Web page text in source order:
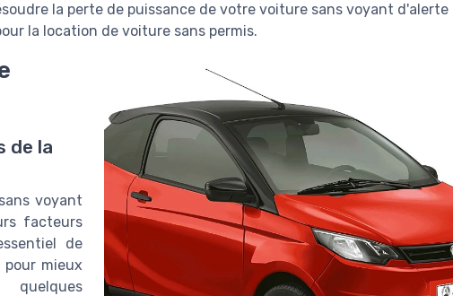
la perte de puissance de votre voiture sans voyant d'alerte
la location de voiture sans permis.
de la
voyant
facteurs
de
pour mieux
quelques